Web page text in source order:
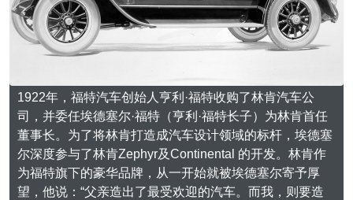
1922年，福特汽车创始人亨利·福特收购了林肯汽车公
司，并委任埃德塞尔·福特（亨利·福特长子）为林肯首任
董事长。为了将林肯打造成汽车设计领域的标杆，埃德塞
尔深度参与了林肯Zephyr及Continental 的开发。林肯作
为福特旗下的豪华品牌，从一开始就被埃德塞尔寄予厚
望，他说：“父亲造出了最受欢迎的汽车。而我，则要造